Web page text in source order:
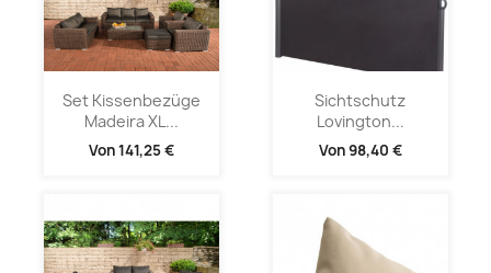
Set Kissenbezüge
Madeira XL...
Von141,25 €
Sichtschutz
Lovington...
Von98,40 €